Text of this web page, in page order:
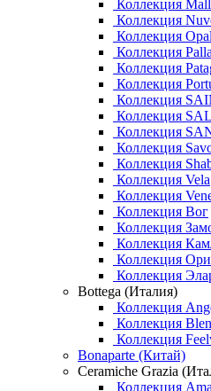
Коллекция
Коллекция
Коллекция
Коллекция
Коллекция
Коллекция
Коллекция
Коллекция
Коллекция
Коллекция
Коллекция
Коллекция Vela
Коллекция
Коллекция Вог
Коллекция
Коллекция
Коллекция
Коллекция
Bottega (Италия)
Коллекция
Коллекция
Коллекция
Bonaparte (Китай)
Ceramiche Grazia
Коллекция